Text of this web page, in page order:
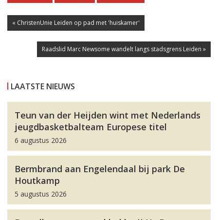
« ChristenUnie Leiden op pad met 'huiskamer'
Raadslid Marc Newsome wandelt langs stadsgrens Leiden »
LAATSTE NIEUWS
Teun van der Heijden wint met Nederlands
jeugdbasketbalteam Europese titel
6 augustus 2026
Bermbrand aan Engelendaal bij park De
Houtkamp
5 augustus 2026